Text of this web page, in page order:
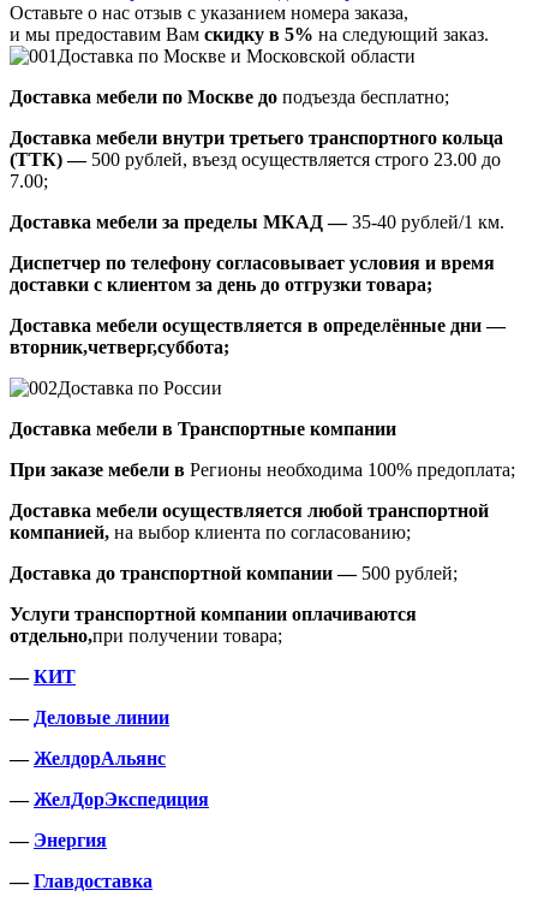
Оставьте о нас отзыв с указанием номера заказа,
и мы предоставим Вам скидку в 5% на следующий заказ.
Доставка по Москве и Московской области
Доставка мебели по Москве до подъезда бесплатно;
Доставка мебели внутри третьего транспортного кольца
(ТТК) —500 рублей, въезд осуществляется строго 23.00 до
7.00;
Доставка мебели за пределы МКАД —35-40 рублей/1 км.
Диспетчер по телефону согласовывает условия и время
доставки с клиентом за день до отгрузки товара;
Доставка мебели осуществляется в определённые дни —
вторник,четверг,суббота;
Доставка по России
Доставка мебели в Транспортные компании
При заказе мебели в Регионы необходима 100% предоплата;
Доставка мебели осуществляется любой транспортной
компанией, на выбор клиента по согласованию;
Доставка до транспортной компании —500 рублей;
Услуги транспортной компании оплачиваются
отдельно,при получении товара;
—КИТ
— Деловые линии
—ЖелдорАльянс
—ЖелДорЭкспедиция
— Энергия
—Главдоставка